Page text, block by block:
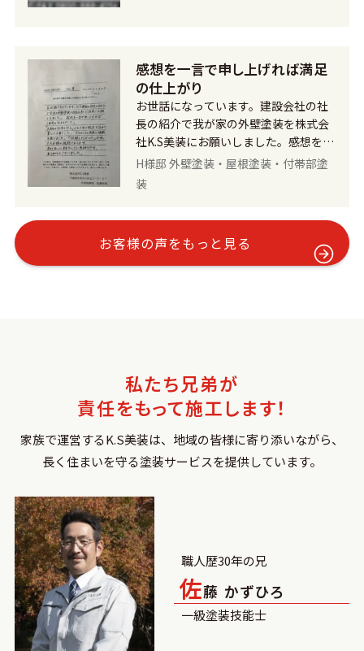
進み具合や家の状態などその都度話し
てくれ、とても誠実な方だなと思いま
した。また、足場で頭をぶつけないよ
うにカバーをつけてくれたり、工事後
は掃除や片付けが綺麗にされていて、
心遣いを感じました。 ご近所の方々に
も配慮してくれていました。 こちら側
の希望で新築同様のような色と美しさ
当初の気持ちを思い出しました。 外壁
が蘇りとてもうれしく本当に満足しま
感想を一言で申し上げれば満足
の仕上がり
お世話になっています。建設会社の社
長の紹介で我が家の外壁塗装を株式会
社K.S美装にお願いしました。感想を一
言で申し上げれば満足の仕上がりでし
た。 「人柄は仕事で作る」であり実に
感想であります。 知り合いに紹介した
い気持ちです。ありがとうございまし
H様邸 外壁塗装・屋根塗装・付帯部塗
装
お客様の声をもっと見る
私たち兄弟が
責任をもって施工します！
家族で運営するK.S美装は、地域の皆様に寄り添いながら、
長く住まいを守る塗装サービスを提供しています。
職人歴30年の兄
佐藤 かずひろ
一級塗装技能士